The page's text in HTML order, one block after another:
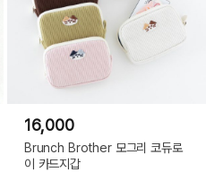
16,000
Brunch Brother 모그리 코듀로
이 카드지갑